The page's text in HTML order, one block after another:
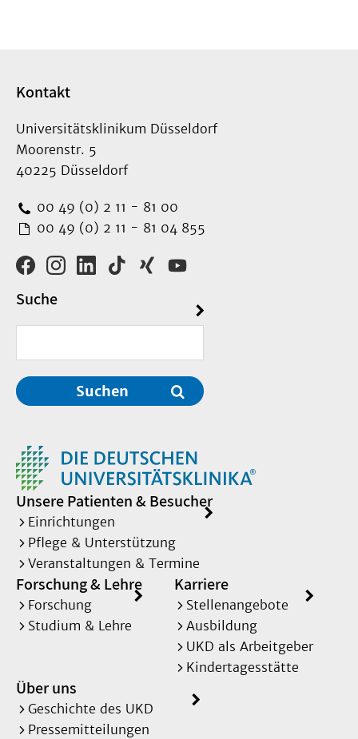
Kontakt
Universitätsklinikum Düsseldorf
Moorenstr. 5
40225 Düsseldorf
00 49 (0) 2 11 - 81 00
00 49 (0) 2 11 - 81 04 855
Suche
Suchen
Unsere Patienten & Besucher
Einrichtungen
Pflege & Unterstützung
Veranstaltungen & Termine
Forschung & Lehre
Forschung
Studium & Lehre
Karriere
Stellenangebote
Ausbildung
UKD als Arbeitgeber
Kindertagesstätte
Über uns
Geschichte des UKD
Pressemitteilungen